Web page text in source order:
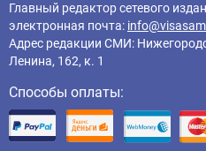
Главный редактор cетевого
электронная почта:
Адрес редакции СМИ:
Ленина, 162, к. 1
Способы оплаты: